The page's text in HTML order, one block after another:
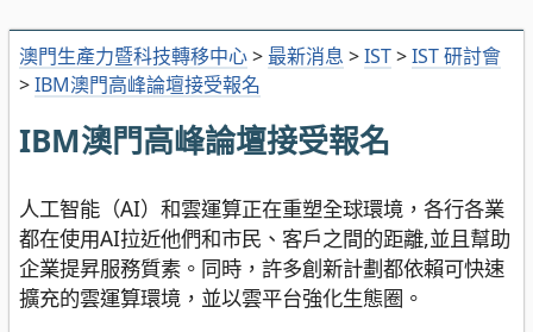
澳門生產力暨科技轉移中心> 最新消息 >IST>IST 研討會
>IBM澳門高峰論壇接受報名
IBM澳門高峰論壇接受報名
人工智能（AI）和雲運算正在重塑全球環境，各行各業
都在使用AI拉近他們和市民、客戶之間的距離,並且幫助
企業提昇服務質素。同時，許多創新計劃都依賴可快速
擴充的雲運算環境，並以雲平台強化生態圈。